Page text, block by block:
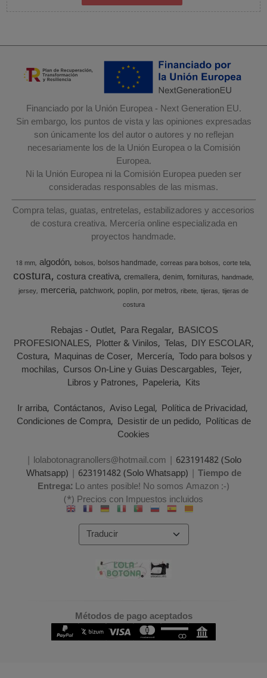
Financiado por la Unión Europea - Next Generation EU.
Sin embargo, los puntos de vista y las opiniones expresadas
son únicamente los del autor o autores y no reflejan
necesariamente los de la Unión Europea o la Comisión
Europea.
Ni la Unión Europea ni la Comisión Europea pueden ser
consideradas responsables de las mismas.
Compra telas, guatas, entretelas, estabilizadores y accesorios
de costura creativa. Mercería online especializada en
proyectos handmade.
18 mm algodón bolsos bolsos handmade correas para bolsos corte tela
costura costura creativa cremallera denim fornituras handmade
jersey merceria patchwork poplin por metros ribete tijeras tijeras de
costura
Rebajas - Outlet Para Regalar BASICOS
PROFESIONALES Plotter & Vinilos Telas DIY ESCOLAR
Costura Maquinas de Coser Mercería Todo para bolsos y
mochilas Cursos On-Line y Guias Descargables Tejer
Libros y Patrones Papeleria Kits
Ir arriba Contáctanos Aviso Legal Política de Privacidad
Condiciones de Compra Desistir de un pedido Políticas de
Cookies
| lolabotonagranollers@hotmail.com | 623191482 (Solo
Whatsapp) | 623191482 (Solo Whatsapp) | Tiempo de
Entrega:Lo antes posible! No somos Amazon :-)
(*) Precios con Impuestos incluidos
Métodos de pago aceptados